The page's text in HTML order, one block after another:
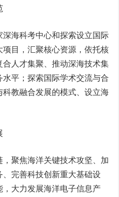
海科考中心和探索设立国际
目，汇聚核心资源，依托核
人才集聚、推动深海技术集
平；探索国际学术交流与合
教融合发展的模式、设立海
聚焦海洋关键技术攻坚、加
完善科技创新重大基础设
大力发展海洋电子信息产